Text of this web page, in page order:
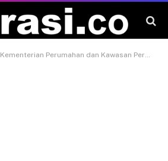
Kementerian Perumahan dan Kawasan Permukiman (PKP)